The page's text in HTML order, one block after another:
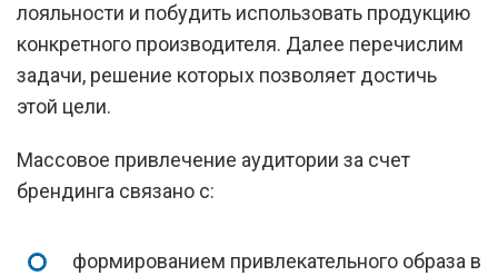
лояльности и побудить использовать продукцию
конкретного производителя. Далее перечислим
задачи, решение которых позволяет достичь
этой цели.
Массовое привлечение аудитории за счет
брендинга связано с:
формированием привлекательного образа в